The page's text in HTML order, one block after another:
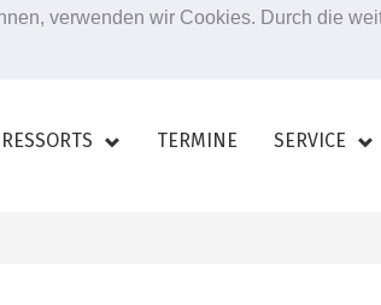
verwenden wir Cookies. Durch die
RESSORTS TERMINE SERVICE